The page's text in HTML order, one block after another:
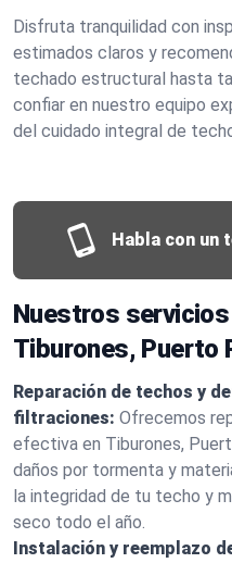
Disfruta tranquilidad con
estimados claros y
techado estructural hasta
confiar en nuestro equipo
del cuidado integral de
Habla con un
Nuestros
Tiburones, Puerto
Reparación de techos y
filtraciones: Ofrecemos
efectiva en Tiburones,
daños por tormenta y
la integridad de tu techo y
seco todo el año.
Instalación y reemplazo